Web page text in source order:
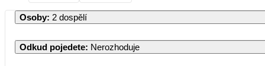
Osoby: 2 dospělí
Odkud pojedete: Nerozhoduje